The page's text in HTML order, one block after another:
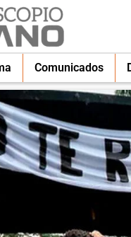
Comunicados